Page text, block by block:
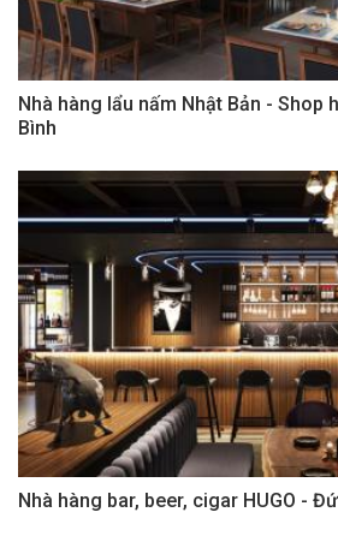
Nhà hàng lẩu nấm Nhật Bản - Shop
Bình
Nhà hàng bar, beer, cigar HUGO -